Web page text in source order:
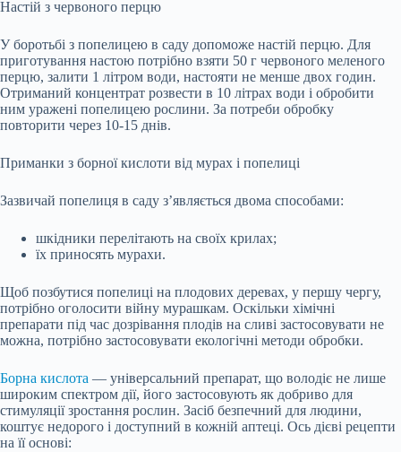
Настій з червоного перцю
У боротьбі з попелицею в саду допоможе настій перцю. Для
приготування настою потрібно взяти 50 г червоного меленого
перцю, залити 1 літром води, настояти не менше двох годин.
Отриманий концентрат розвести в 10 літрах води і обробити
ним уражені попелицею рослини. За потреби обробку
повторити через 10-15 днів.
Приманки з борної кислоти від мурах і попелиці
Зазвичай попелиця в саду з’являється двома способами:
шкідники перелітають на своїх крилах;
їх приносять мурахи.
Щоб позбутися попелиці на плодових деревах, у першу чергу,
потрібно оголосити війну мурашкам. Оскільки хімічні
препарати під час дозрівання плодів на сливі застосовувати не
можна, потрібно застосовувати екологічні методи обробки.
Борна кислота — універсальний препарат, що володіє не лише
широким спектром дії, його застосовують як добриво для
стимуляції зростання рослин. Засіб безпечний для людини,
коштує недорого і доступний в кожній аптеці. Ось дієві рецепти
на її основі: